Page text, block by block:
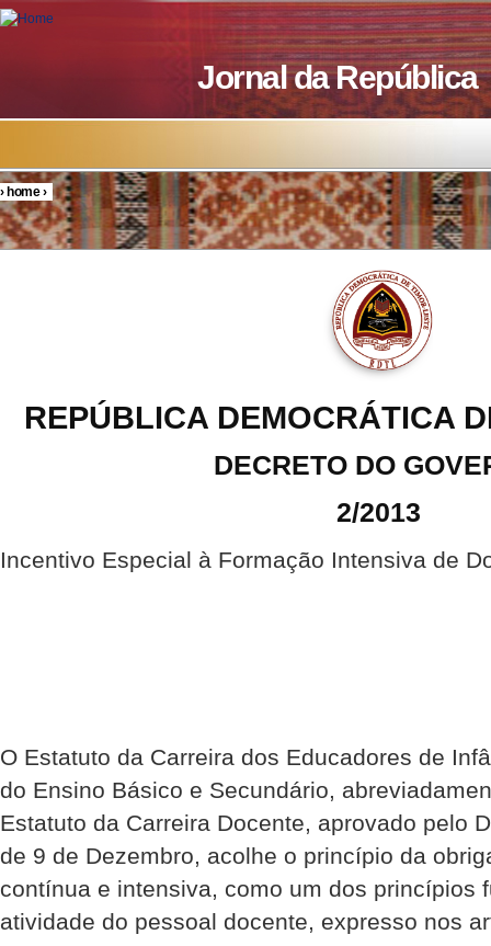
Skip to main content
Jornal da República
You are here
›home›
REPÚBLICA DEMOCRÁTICA
DECRETO DO
2/2013
Incentivo Especial à Formação Intensiva de
O Estatuto da Carreira dos Educadores de
do Ensino Básico e Secundário,
Estatuto da Carreira Docente, aprovado pelo
de 9 de Dezembro, acolhe o princípio da
contínua e intensiva, como um dos princípios
atividade do pessoal docente, expresso nos